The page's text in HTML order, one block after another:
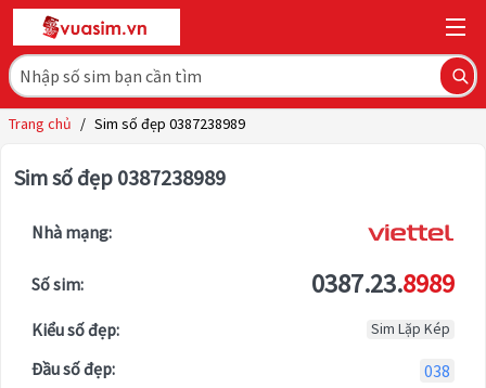
Trang chủ / Sim số đẹp 0387238989
Sim số đẹp 0387238989
Nhà mạng:
Số sim: 0387.23.8989
Kiểu số đẹp: Sim Lặp Kép
Đầu số đẹp:
038